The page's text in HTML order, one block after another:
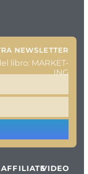
NEWSLETTER
libro: MARKET-
ING
AFFILIATEVIDEO